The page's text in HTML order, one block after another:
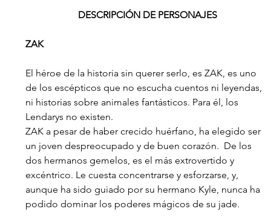
DESCRIPCIÓN DE PERSONAJES
ZAK
El héroe de la historia sin querer serlo, es ZAK, es uno
de los escépticos que no escucha cuentos ni leyendas,
ni historias sobre animales fantásticos. Para él, los
Lendarys no existen.
ZAK a pesar de haber crecido huérfano, ha elegido ser
un joven despreocupado y de buen corazón.  De los
dos hermanos gemelos, es el más extrovertido y
excéntrico. Le cuesta concentrarse y esforzarse, y,
aunque ha sido guiado por su hermano Kyle, nunca ha
podido dominar los poderes mágicos de su jade.